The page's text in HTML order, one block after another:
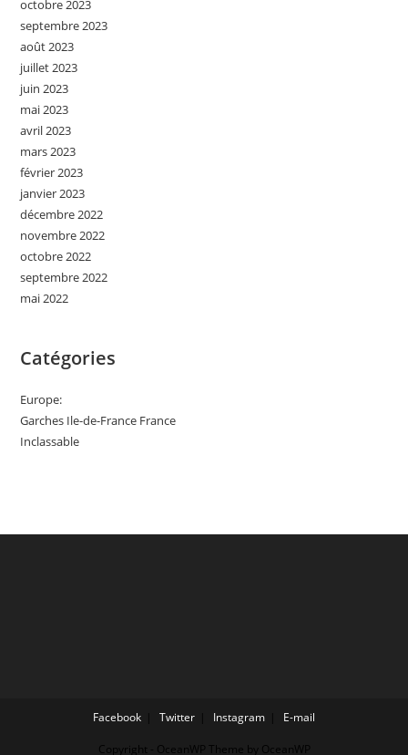
octobre 2023
septembre 2023
août 2023
juillet 2023
juin 2023
mai 2023
avril 2023
mars 2023
février 2023
janvier 2023
décembre 2022
novembre 2022
octobre 2022
septembre 2022
mai 2022
Catégories
Europe:
Garches Ile-de-France France
Inclassable
Facebook Twitter Instagram E-mail
Copyright - OceanWP Theme by OceanWP